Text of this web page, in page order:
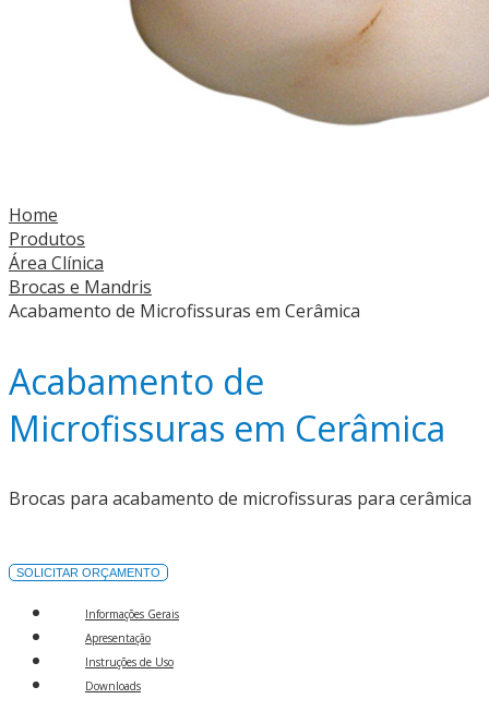
Home
Produtos
Área Clínica
Brocas e Mandris
Acabamento de Microfissuras em Cerâmica
Acabamento de
Microfissuras em Cerâmica
Brocas para acabamento de microfissuras para cerâmica
SOLICITAR ORÇAMENTO
Informações Gerais
Apresentação
Instruções de Uso
Downloads